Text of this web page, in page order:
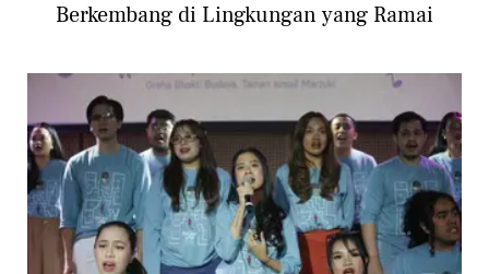
Berkembang di Lingkungan yang Ramai